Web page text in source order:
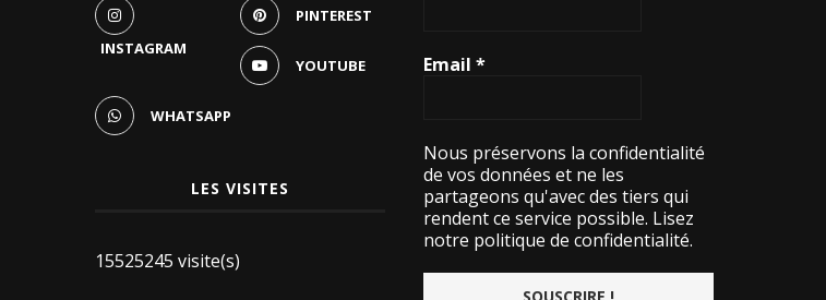
INSTAGRAM
PINTEREST
YOUTUBE
WHATSAPP
LES VISITES
15525245 visite(s)
Email*
Nous préservons la confidentialité
de vos données et ne les
partageons qu'avec des tiers qui
rendent ce service possible. Lisez
notre politique de confidentialité.